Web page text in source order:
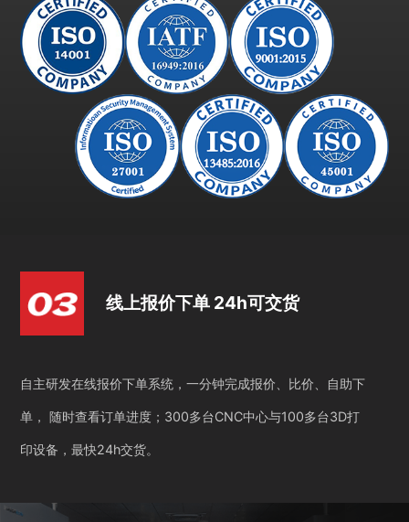
线上报价下单 24h可交货
自主研发在线报价下单系统，一分钟完成报价、比价、自助下
单， 随时查看订单进度；300多台CNC中心与100多台3D打
印设备，最快24h交货。